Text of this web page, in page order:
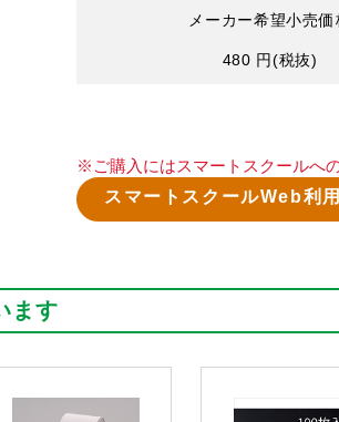
メーカー希望小売価
480 円(税抜)
※ご購入にはスマートスクールへ
スマートスクールWeb利
ます